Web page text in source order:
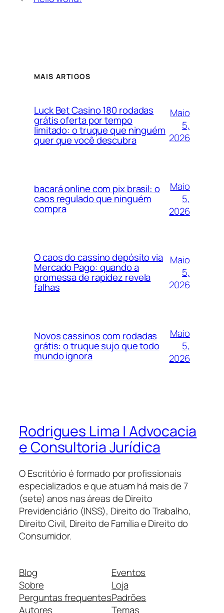
MAIS ARTIGOS
Luck Bet Casino 180 rodadas
grátis oferta por tempo
limitado: o truque que ninguém
quer que você descubra
Maio
5,
2026
bacará online com pix brasil: o
caos regulado que ninguém
compra
Maio
5,
2026
O caos do cassino depósito via
Mercado Pago: quando a
promessa de rapidez revela
falhas
Maio
5,
2026
Novos cassinos com rodadas
grátis: o truque sujo que todo
mundo ignora
Maio
5,
2026
Rodrigues Lima | Advocacia
e Consultoria Jurídica
O Escritório é formado por profissionais
especializados e que atuam há mais de 7
(sete) anos nas áreas de Direito
Previdenciário (INSS), Direito do Trabalho,
Direito Civil, Direito de Família e Direito do
Consumidor.
Blog
Sobre
Perguntas frequentes
Autores
Eventos
Loja
Padrões
Temas